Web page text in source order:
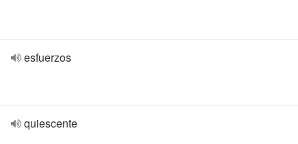
esfuerzos
quiescente